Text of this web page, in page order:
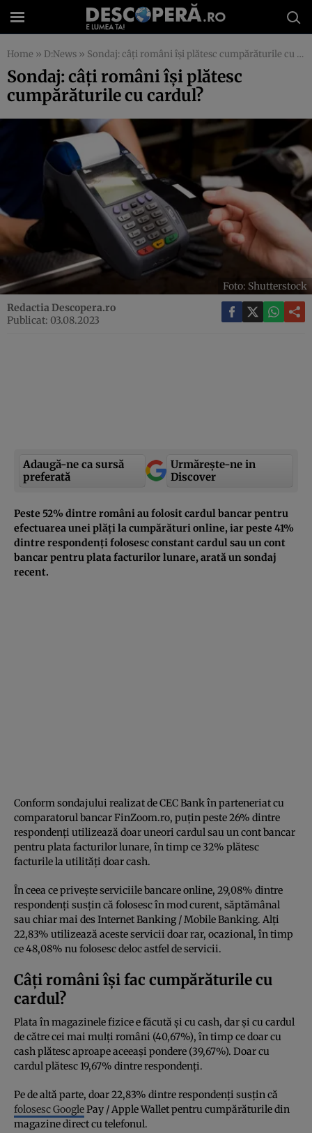
Home » D:News » Sondaj: câți români își plătesc cumpărăturile cu cardul?
Sondaj: câți români își plătesc
cumpărăturile cu cardul?
Foto: Shutterstock
Redactia Descopera.ro
Publicat: 03.08.2023
Adaugă-ne ca sursă
preferată
Urmărește-ne in
Discover
Peste 52% dintre români au folosit cardul bancar pentru
efectuarea unei plăți la cumpărături online, iar peste 41%
dintre respondenți folosesc constant cardul sau un cont
bancar pentru plata facturilor lunare, arată un sondaj
recent.
Conform sondajului realizat de CEC Bank în parteneriat cu
comparatorul bancar FinZoom.ro, puțin peste 26% dintre
respondenți utilizează doar uneori cardul sau un cont bancar
pentru plata facturilor lunare, în timp ce 32% plătesc
facturile la utilități doar cash.
În ceea ce privește serviciile bancare online, 29,08% dintre
respondenți susțin că folosesc în mod curent, săptămânal
sau chiar mai des Internet Banking / Mobile Banking. Alți
22,83% utilizează aceste servicii doar rar, ocazional, în timp
ce 48,08% nu folosesc deloc astfel de servicii.
Câți români își fac cumpărăturile cu
cardul?
Plata în magazinele fizice e făcută și cu cash, dar și cu cardul
de către cei mai mulți români (40,67%), în timp ce doar cu
cash plătesc aproape aceeași pondere (39,67%). Doar cu
cardul plătesc 19,67% dintre respondenți.
Pe de altă parte, doar 22,83% dintre respondenți susțin că
folosesc GooglePay / Apple Wallet pentru cumpărăturile din
magazine direct cu telefonul.